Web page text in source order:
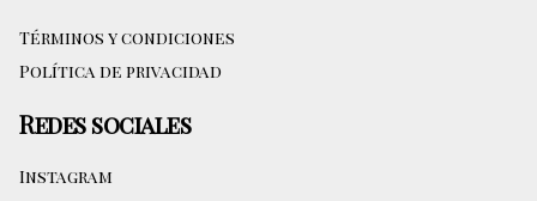
Términos y condiciones
Política de privacidad
Redes sociales
Instagram